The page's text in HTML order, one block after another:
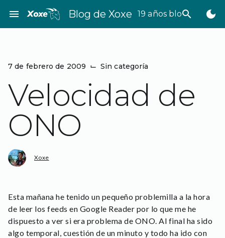
contenido
menu Blog de Xoxe 19 años bloggeando
search dark_mode
7 de febrero de 2009 ⌙ Sin categoría
Velocidad de
ONO
Xoxe
Esta mañana he tenido un pequeño problemilla a la hora
de leer los feeds en Google Reader por lo que me he
dispuesto a ver si era problema de ONO. Al final ha sido
algo temporal, cuestión de un minuto y todo ha ido con